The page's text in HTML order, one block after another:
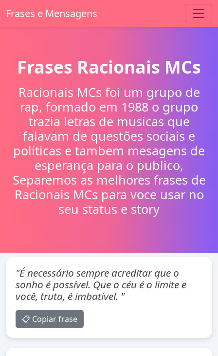
Frases e Mensagens
Frases Racionais MCs
Racionais MCs foi um grupo de
rap, formado em 1988 o grupo
trazia letras de musicas que
falavam de questões sociais e
políticas e tambem mesagens de
esperança para o publico,
Separemos as melhores frases de
Racionais MCs para voce usar no
seu status e story
"É necessário sempre acreditar que o
sonho é possível. Que o céu é o limite e
você, truta, é imbatível. "
📋 Copiar frase